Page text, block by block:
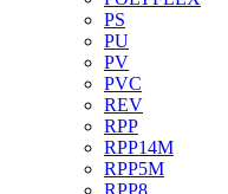
PS
PU
PV
PVC
REV
RPP
RPP14M
RPP5M
RPP8